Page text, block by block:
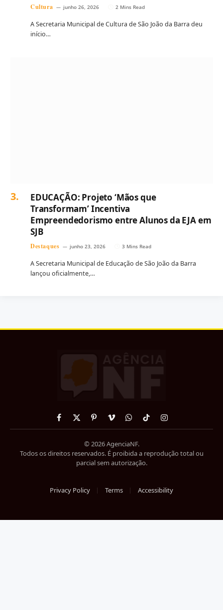
Cultura junho 26, 2026 2 Mins Read
A Secretaria Municipal de Cultura de São João da Barra deu
início…
EDUCAÇÃO: Projeto ‘Mãos que
Transformam’ Incentiva
Empreendedorismo entre Alunos da EJA em
SJB
Destaques junho 23, 2026 3 Mins Read
A Secretaria Municipal de Educação de São João da Barra
lançou oficialmente,…
Facebook
X
PinterestVimeoWhatsApp
TikTokInstagram
© 2026 AgenciaNF.
Todos os direitos reservados. É proibida a reprodução total ou
parcial sem autorização.
Privacy Policy Terms Accessibility